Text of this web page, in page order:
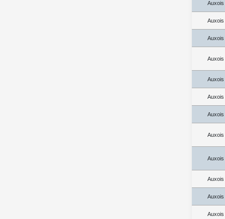
Auxois
Auxois
Auxois
Auxois
Auxois
Auxois
Auxois
Auxois
Auxois
Auxois
Auxois
Auxois